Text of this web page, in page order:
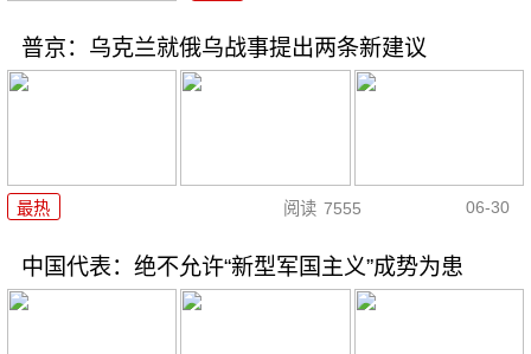
普京：乌克兰就俄乌战事提出两条新建议
最热 阅读 7555 06-30
中国代表：绝不允许“新型军国主义”成势为患